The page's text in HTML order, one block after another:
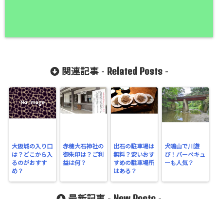
関連記事 - Related Posts-
大阪城の入り口
は？どこから入
るのがおすす
め？
赤穂大石神社の
御朱印は？ご利
益は何？
出石の駐車場は
無料？安いおす
すめの駐車場所
はある？
犬鳴山で川遊
び！バーベキュ
ーも人気？